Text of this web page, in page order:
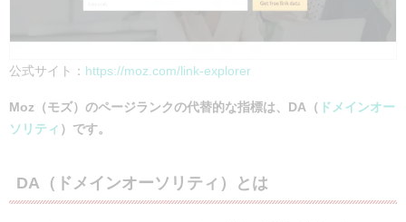
公式サイト： https://moz.com/link-explorer
Moz（モズ）のページランクの代替的な指標は、DA（ ドメインオー
ソリティ ）です。
DA（ドメインオーソリティ）とは